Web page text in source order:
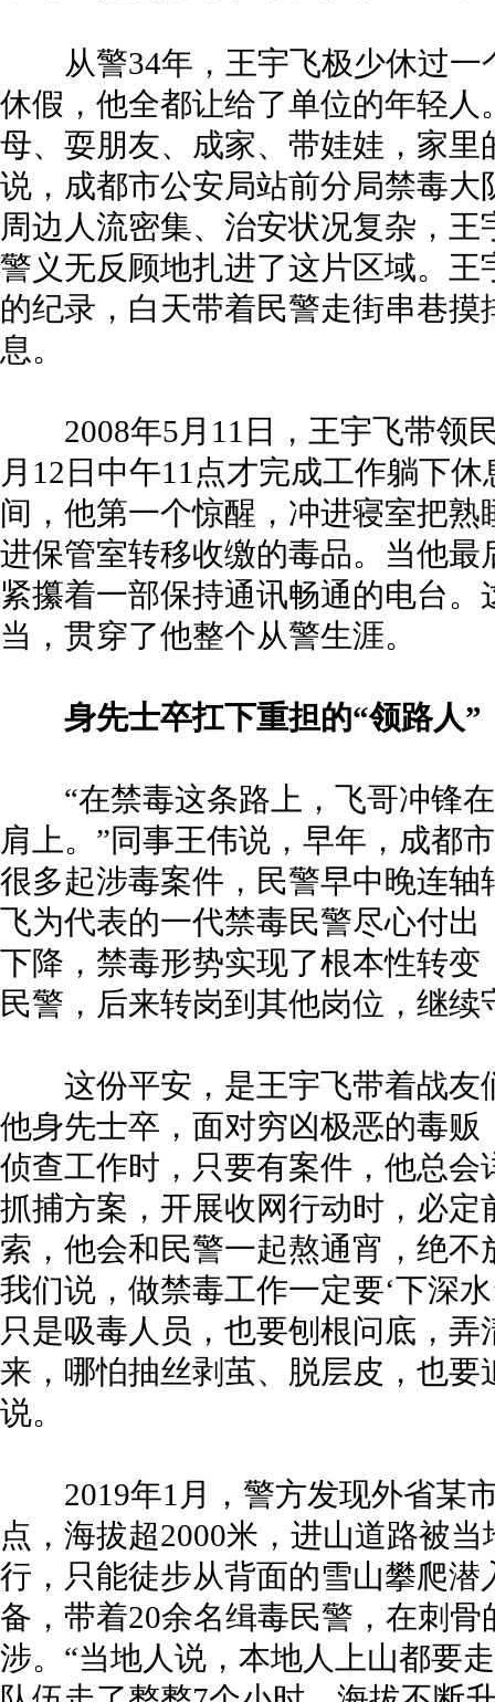
从警34年，王宇飞极少休过一
休假，他全都让给了单位的年轻人
母、耍朋友、成家、带娃娃，家里
说，成都市公安局站前分局禁毒
周边人流密集、治安状况复杂，
警义无反顾地扎进了这片区域。
的纪录，白天带着民警走街串巷
息。
2008年5月11日，王宇飞带领
月12日中午11点才完成工作躺下
间，他第一个惊醒，冲进寝室把
进保管室转移收缴的毒品。当他
紧攥着一部保持通讯畅通的电台
当，贯穿了他整个从警生涯。
身先士卒扛下重担的“领路人”
“在禁毒这条路上，飞哥冲锋在
肩上。”同事王伟说，早年，成都
很多起涉毒案件，民警早中晚连
飞为代表的一代禁毒民警尽心付
下降，禁毒形势实现了根本性转
民警，后来转岗到其他岗位，继续
这份平安，是王宇飞带着战友
他身先士卒，面对穷凶极恶的毒
侦查工作时，只要有案件，他总
抓捕方案，开展收网行动时，必
索，他会和民警一起熬通宵，绝
我们说，做禁毒工作一定要‘下深
只是吸毒人员，也要刨根问底，
来，哪怕抽丝剥茧、脱层皮，也
说。
2019年1月，警方发现外省某
点，海拔超2000米，进山道路被
行，只能徒步从背面的雪山攀爬潜
备，带着20余名缉毒民警，在刺
涉。“当地人说，本地人上山都要